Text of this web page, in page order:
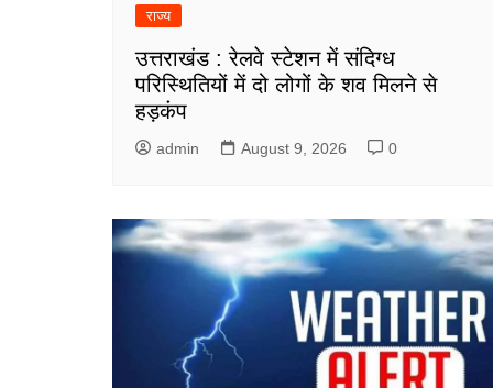
राज्य
उत्तराखंड : रेलवे स्टेशन में संदिग्ध
परिस्थितियों में दो लोगों के शव मिलने से
हड़कंप
admin August 9, 2026 0